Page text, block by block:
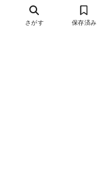
さがす 保存済み